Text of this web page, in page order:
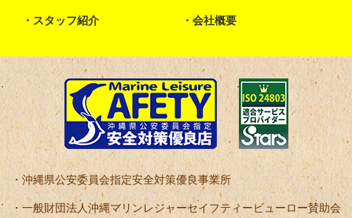
スタッフ紹介 会社概要
沖縄県公安委員会指定安全対策優良事業所
一般財団法人沖縄マリンレジャーセイフティービューロー賛助会